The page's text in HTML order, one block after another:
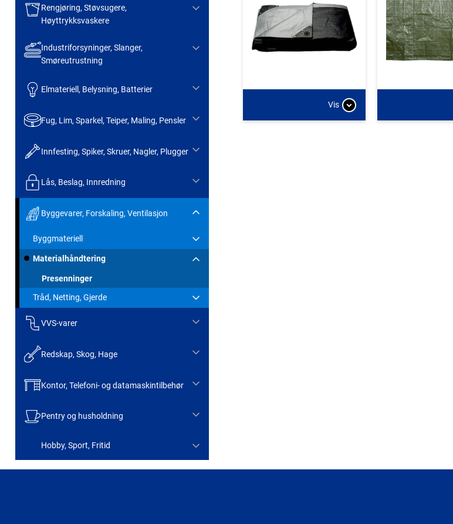
Rengjøring, Støvsugere,
Høyttrykksvaskere
Industriforsyninger, Slanger,
Smøreutrustning
Elmateriell, Belysning, Batterier
Fug, Lim, Sparkel, Teiper, Maling, Pensler
Innfesting, Spiker, Skruer, Nagler, Plugger
Lås, Beslag, Innredning
Byggevarer, Forskaling, Ventilasjon
Byggmateriell
Materialhåndtering
Presenninger
Tråd, Netting, Gjerde
VVS-varer
Redskap, Skog, Hage
Kontor, Telefoni- og datamaskintilbehør
Pentry og husholdning
Hobby, Sport, Fritid
Vis